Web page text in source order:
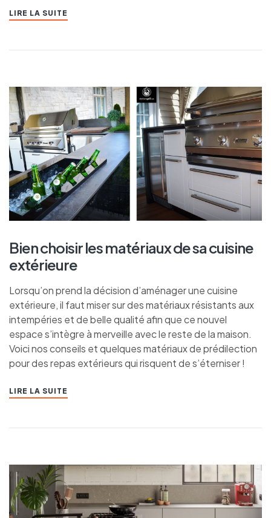
LIRE LA SUITE
Bien choisir les matériaux de sa cuisine
extérieure
Lorsqu’on prend la décision d’aménager une cuisine
extérieure, il faut miser sur des matériaux résistants aux
intempéries et de belle qualité afin que ce nouvel
espace s’intègre à merveille avec le reste de la maison.
Voici nos conseils et quelques matériaux de prédilection
pour des repas extérieurs qui risquent de s’éterniser !
LIRE LA SUITE